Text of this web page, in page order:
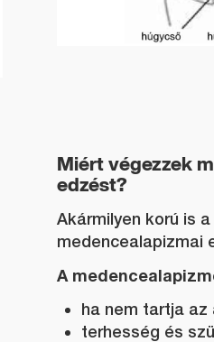
Miért végezzek
edzést?
Akármilyen korú is
medencealapizmai
A
ha nem tartja az
terhesség és